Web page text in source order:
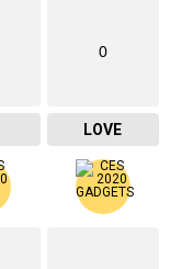
0
LOVE